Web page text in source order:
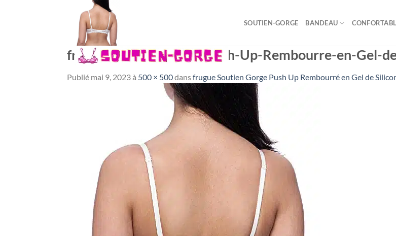
SOUTIEN-GORGE BANDEAU
frugue-Soutien-Gorge-Push-Up-Rembourre-en-Gel-
Publié mai 9, 2023à 500 × 500dansfrugue Soutien Gorge Push Up Rembourré en Gel de